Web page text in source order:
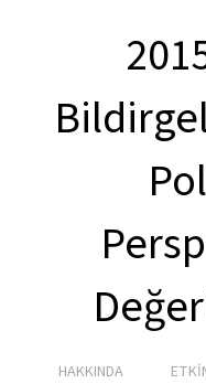
HAKKINDA